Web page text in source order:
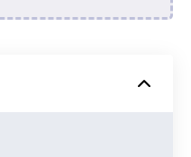
雲端硬碟